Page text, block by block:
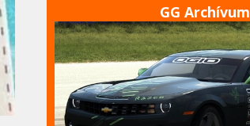
GG Archívum